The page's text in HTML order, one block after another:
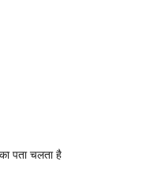
पता चलता है